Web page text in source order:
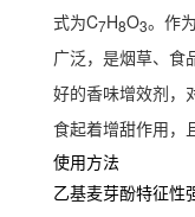
式为C7H8O3。作
广泛，是烟草、食
好的香味增效剂，
食起着增甜作用，
使用方法
乙基麦芽酚特征性